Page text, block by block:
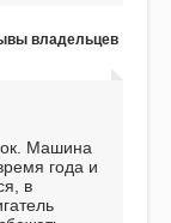
владельцев
Машина
года и
в